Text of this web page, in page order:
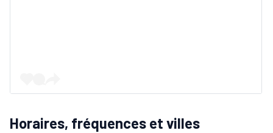
Horaires, fréquences et villes